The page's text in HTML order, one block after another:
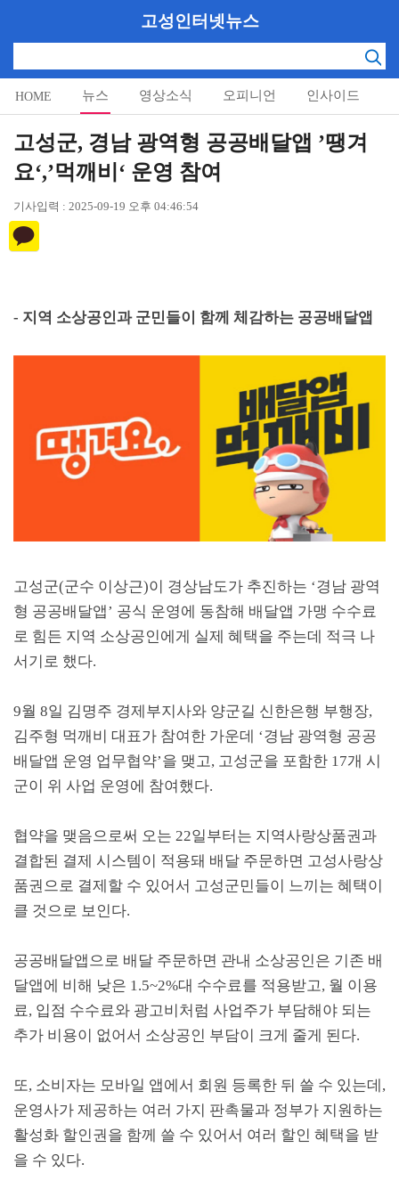
고성인터넷뉴스
HOME 뉴스 영상소식 오피니언 인사이드
알림마당
고성군, 경남 광역형 공공배달앱 ’땡겨
요‘,’먹깨비‘ 운영 참여
기사입력 : 2025-09-19 오후 04:46:54
- 지역 소상공인과 군민들이 함께 체감하는 공공배달앱
고성군(군수 이상근)이 경상남도가 추진하는 ‘경남 광역
형 공공배달앱’ 공식 운영에 동참해 배달앱 가맹 수수료
로 힘든 지역 소상공인에게 실제 혜택을 주는데 적극 나
서기로 했다.
9월 8일 김명주 경제부지사와 양군길 신한은행 부행장,
김주형 먹깨비 대표가 참여한 가운데 ‘경남 광역형 공공
배달앱 운영 업무협약’을 맺고, 고성군을 포함한 17개 시
군이 위 사업 운영에 참여했다.
협약을 맺음으로써 오는 22일부터는 지역사랑상품권과
결합된 결제 시스템이 적용돼 배달 주문하면 고성사랑상
품권으로 결제할 수 있어서 고성군민들이 느끼는 혜택이
클 것으로 보인다.
공공배달앱으로 배달 주문하면 관내 소상공인은 기존 배
달앱에 비해 낮은 1.5~2%대 수수료를 적용받고, 월 이용
료, 입점 수수료와 광고비처럼 사업주가 부담해야 되는
추가 비용이 없어서 소상공인 부담이 크게 줄게 된다.
또, 소비자는 모바일 앱에서 회원 등록한 뒤 쓸 수 있는데 ,
운영사가 제공하는 여러 가지 판촉물과 정부가 지원하는
활성화 할인권을 함께 쓸 수 있어서 여러 할인 혜택을 받
을 수 있다.